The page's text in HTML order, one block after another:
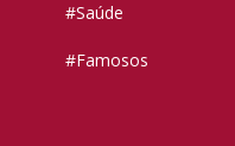
#Saúde
#Famosos